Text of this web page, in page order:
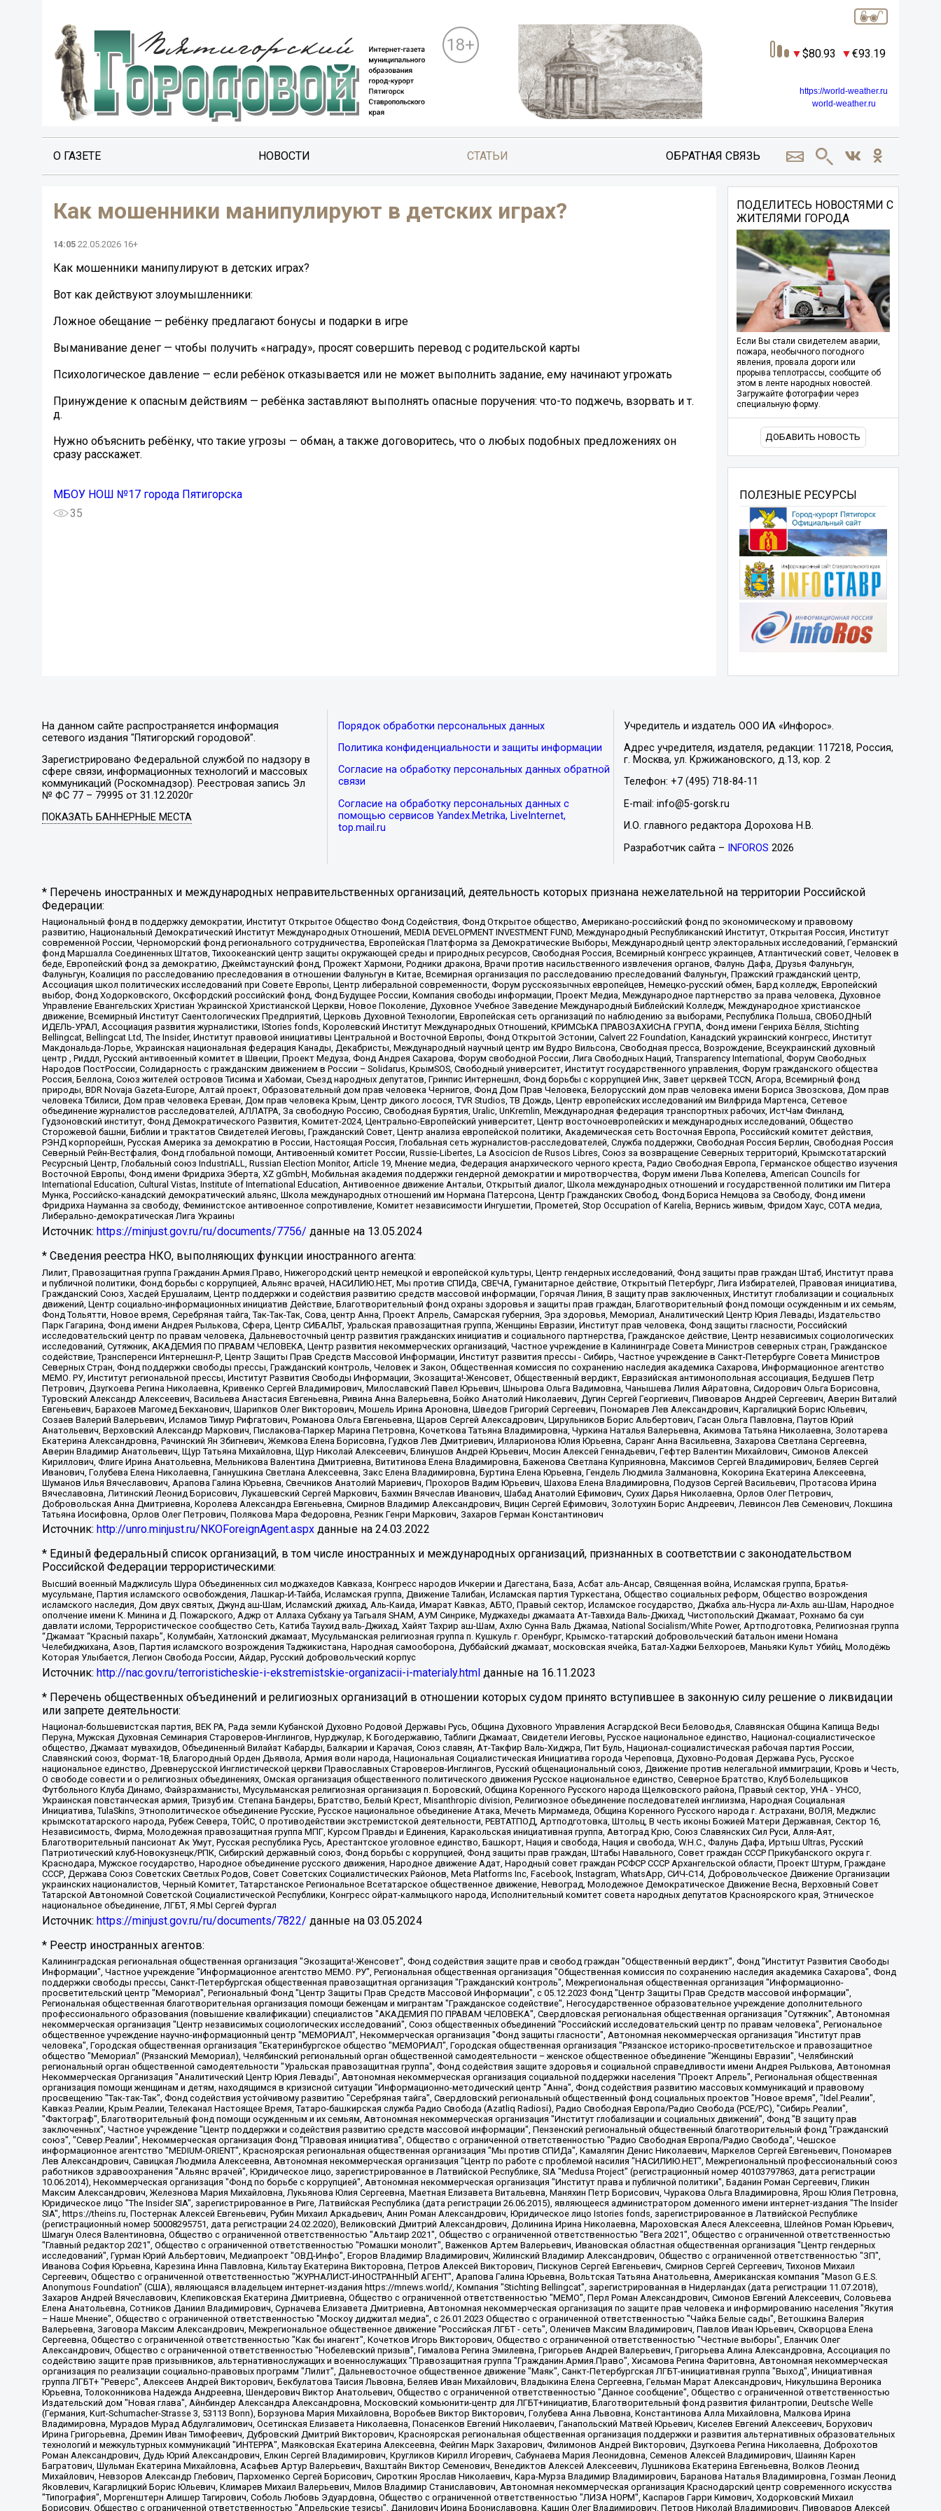
18+ 80.93 93.19
https://world-weather.ru
world-weather.ru
О ГАЗЕТЕ НОВОСТИ СТАТЬИ ОБРАТНАЯ СВЯЗЬ
Как мошенники манипулируют в детских играх?
14:05 22.05.2026 16+
Как мошенники манипулируют в детских играх?
Вот как действуют злоумышленники:
Ложное обещание — ребёнку предлагают бонусы и подарки в игре
Выманивание денег — чтобы получить «награду», просят совершить перевод с родительской карты
Психологическое давление — если ребёнок отказывается или не может выполнить задание, ему начинают угрожать
Принуждение к опасным действиям — ребёнка заставляют выполнять опасные поручения: что-то поджечь, взорвать и т.
д.
Нужно объяснить ребёнку, что такие угрозы — обман, а также договоритесь, что о любых подобных предложениях он
сразу расскажет.
МБОУ НОШ №17 города Пятигорска
35
ПОДЕЛИТЕСЬ НОВОСТЯМИ С
ЖИТЕЛЯМИ ГОРОДА
Если Вы стали свидетелем аварии,
пожара, необычного погодного
явления, провала дороги или
прорыва теплотрассы, сообщите об
этом в ленте народных новостей.
Загружайте фотографии через
специальную форму.
ДОБАВИТЬ НОВОСТЬ
ПОЛЕЗНЫЕ РЕСУРСЫ
На данном сайте распространяется информация
сетевого издания "Пятигорский городовой".
Зарегистрировано Федеральной службой по надзору в
сфере связи, информационных технологий и массовых
коммуникаций (Роскомнадзор). Реестровая запись Эл
№ ФС 77 – 79995 от 31.12.2020г
ПОКАЗАТЬ БАННЕРНЫЕ МЕСТА
Порядок обработки персональных данных
Политика конфиденциальности и защиты информации
Согласие на обработку персональных данных обратной
связи
Согласие на обработку персональных данных с
помощью сервисов Yandex.Metrika, LiveInternet,
top.mail.ru
Учредитель и издатель ООО ИА «Инфорос».
Адрес учредителя, издателя, редакции: 117218, Россия,
г. Москва, ул. Кржижановского, д.13, кор. 2
Телефон: +7 (495) 718-84-11
E-mail: info@5-gorsk.ru
И.О. главного редактора Дорохова Н.В.
Разработчик сайта –
INFOROS 2026
* Перечень иностранных и международных неправительственных организаций, деятельность которых признана нежелательной на территории Российской
Федерации:
Национальный фонд в поддержку демократии, Институт Открытое Общество Фонд Содействия, Фонд Открытое общество, Американо-российский фонд по экономическому и правовому
развитию, Национальный Демократический Институт Международных Отношений, MEDIA DEVELOPMENT INVESTMENT FUND, Международный Республиканский Институт, Открытая Россия, Институт
современной России, Черноморский фонд регионального сотрудничества, Европейская Платформа за Демократические Выборы, Международный центр электоральных исследований, Германский
фонд Маршалла Соединенных Штатов, Тихоокеанский центр защиты окружающей среды и природных ресурсов, Свободная Россия, Всемирный конгресс украинцев, Атлантический совет, Человек в
беде, Европейский фонд за демократию, Джеймстаунский фонд, Прожект Хармони, Родники дракона, Врачи против насильственного извлечения органов, Фалунь Дафа, Друзья Фалуньгун,
Фалуньгун, Коалиция по расследованию преследования в отношении Фалуньгун в Китае, Всемирная организация по расследованию преследований Фалуньгун, Пражский гражданский центр,
Ассоциация школ политических исследований при Совете Европы, Центр либеральной современности, Форум русскоязычных европейцев, Немецко-русский обмен, Бард колледж, Европейский
выбор, Фонд Ходорковского, Оксфордский российский фонд, Фонд Будущее России, Компания свободы информации, Проект Медиа, Международное партнерство за права человека, Духовное
Управление Евангельских Христиан Украинской Христианской Церкви, Новое Поколение, Духовное Учебное Заведение Международный Библейский Колледж, Международное христианское
движение, Всемирный Институт Саентологических Предприятий, Церковь Духовной Технологии, Европейская сеть организаций по наблюдению за выборами, Республика Польша, СВОБОДНЫЙ
ИДЕЛЬ-УРАЛ, Ассоциация развития журналистики, IStories fonds, Королевский Институт Международных Отношений, КРИМСЬКА ПРАВОЗАХИСНА ГРУПА, Фонд имени Генриха Бёлля, Stichting
Bellingcat, Bellingcat Ltd, The Insider, Институт правовой инициативы Центральной и Восточной Европы, Фонд Открытой Эстонии, Calvert 22 Foundation, Канадский украинский конгресс, Институт
Макдональда-Лорье, Украинская национальная федерация Канады, Декабристы, Международный научный центр им Вудро Вильсона, Свободная пресса, Возрождение, Всеукраинский духовный
центр , Риддл, Русский антивоенный комитет в Швеции, Проект Медуза, Фонд Андрея Сахарова, Форум свободной России, Лига Свободных Наций, Transparеncy International, Форум Свободных
Народов ПостРоссии, Солидарность с гражданским движением в России – Solidarus, КрымSOS, Свободный университет, Институт государственного управления, Форум гражданского общества
Россия, Беллона, Союз жителей островов Тисима и Хабомаи, Съезд народных депутатов, Гринпис Интернешнл, Фонд борьбы с коррупцией Инк, Завет церквей TCCN, Агора, Всемирный фонд
природы, BDR Novaja Gazeta-Europe, Алтай проект, Образовательный дом прав человека Чернигов, Фонд Дом Прав Человека, Белорусский дом прав человека имени Бориса Звозскова, Дом прав
человека Тбилиси, Дом прав человека Ереван, Дом прав человека Крым, Центр дикого лосося, TVR Studios, ТВ Дождь, Центр европейских исследований им Вилфрида Мартенса, Сетевое
объединение журналистов расследователей, АЛЛАТРА, За свободную Россию, Свободная Бурятия, Uralic, UnKremlin, Международная федерация транспортных рабочих, ИстЧам Финланд,
Гудзоновский институт, Фонд Демократического Развития, Комитет-2024, Центрально-Европейский университет, Центр восточноевропейских и международных исследований, Общество
Сторожевой башни, Библии и трактатов Свидетелей Иеговы, Гражданский Совет, Центр анализа европейской политики, Академическая сеть Восточная Европа, Российский комитет действия,
РЭНД корпорейшн, Русская Америка за демократию в России, Настоящая Россия, Глобальная сеть журналистов-расследователей, Служба поддержки, Свободная Россия Берлин, Свободная Россия
Северный Рейн-Вестфалия, Фонд глобальной помощи, Антивоенный комитет России, Russie-Libertes, La Asocicion de Rusos Libres, Союз за возвращение Северных территорий, Крымскотатарский
Ресурсный Центр, Глобальный союз IndustriALL, Russian Election Monitor, Article 19, Мнение медиа, Федерация анархического черного креста, Радио Свободная Европа, Германское общество изучения
Восточной Европы, Фонд имени Фридриха Эберта, XZ gGmbH, Мобильная академия поддержки гендерной демократии и миротворчества, Форум имени Льва Копелева, American Councils for
International Education, Cultural Vistas, Institute of International Education, Антивоенное движение Антальи, Открытый диалог, Школа международных отношений и государственной политики им Питера
Мунка, Российско-канадский демократический альянс, Школа международных отношений им Нормана Патерсона, Центр Гражданских Свобод, Фонд Бориса Немцова за Свободу, Фонд имени
Фридриха Науманна за свободу, Феминистское антивоенное сопротивление, Комитет независимости Ингушетии, Прометей, Stop Occupation of Karelia, Вернись живым, Фридом Хаус, СОТА медиа,
Либерально-демократическая Лига Украины
Источник: https://minjust.gov.ru/ru/documents/7756/ данные на 13.05.2024
* Сведения реестра НКО, выполняющих функции иностранного агента:
Лилит, Правозащитная группа Гражданин.Армия.Право, Нижегородский центр немецкой и европейской культуры, Центр гендерных исследований, Фонд защиты прав граждан Штаб, Институт права
и публичной политики, Фонд борьбы с коррупцией, Альянс врачей, НАСИЛИЮ.НЕТ, Мы против СПИДа, СВЕЧА, Гуманитарное действие, Открытый Петербург, Лига Избирателей, Правовая инициатива,
Гражданский Союз, Хасдей Ерушалаим, Центр поддержки и содействия развитию средств массовой информации, Горячая Линия, В защиту прав заключенных, Институт глобализации и социальных
движений, Центр социально-информационных инициатив Действие, Благотворительный фонд охраны здоровья и защиты прав граждан, Благотворительный фонд помощи осужденным и их семьям,
Фонд Тольятти, Новое время, Серебряная тайга, Так-Так-Так, Сова, центр Анна, Проект Апрель, Самарская губерния, Эра здоровья, Мемориал, Аналитический Центр Юрия Левады, Издательство
Парк Гагарина, Фонд имени Андрея Рылькова, Сфера, Центр СИБАЛЬТ, Уральская правозащитная группа, Женщины Евразии, Институт прав человека, Фонд защиты гласности, Российский
исследовательский центр по правам человека, Дальневосточный центр развития гражданских инициатив и социального партнерства, Гражданское действие, Центр независимых социологических
исследований, Сутяжник, АКАДЕМИЯ ПО ПРАВАМ ЧЕЛОВЕКА, Центр развития некоммерческих организаций, Частное учреждение в Калининграде Совета Министров северных стран, Гражданское
содействие, Трансперенси Интернешнл-Р, Центр Защиты Прав Средств Массовой Информации, Институт развития прессы - Сибирь, Частное учреждение в Санкт-Петербурге Совета Министров
Северных Стран, Фонд поддержки свободы прессы, Гражданский контроль, Человек и Закон, Общественная комиссия по сохранению наследия академика Сахарова, Информационное агентство
МЕМО. РУ, Институт региональной прессы, Институт Развития Свободы Информации, Экозащита!-Женсовет, Общественный вердикт, Евразийская антимонопольная ассоциация, Бедушев Петр
Петрович, Дзугкоева Регина Николаевна, Кривенко Сергей Владимирович, Милославский Павел Юрьевич, Шнырова Ольга Вадимовна, Чанышева Лилия Айратовна, Сидорович Ольга Борисовна,
Туровский Александр Алексеевич, Васильева Анастасия Евгеньевна, Ривина Анна Валерьевна, Бойко Анатолий Николаевич, Дугин Сергей Георгиевич, Пивоваров Андрей Сергеевич, Аверин Виталий
Евгеньевич, Барахоев Магомед Бекханович, Шарипков Олег Викторович, Мошель Ирина Ароновна, Шведов Григорий Сергеевич, Пономарев Лев Александрович, Каргалицкий Борис Юльевич,
Созаев Валерий Валерьевич, Исламов Тимур Рифгатович, Романова Ольга Евгеньевна, Щаров Сергей Алексадрович, Цирульников Борис Альбертович, Гасан Ольга Павловна, Паутов Юрий
Анатольевич, Верховский Александр Маркович, Пислакова-Паркер Марина Петровна, Кочеткова Татьяна Владимировна, Чуркина Наталья Валерьевна, Акимова Татьяна Николаевна, Золотарева
Екатерина Александровна, Рачинский Ян Збигневич, Жемкова Елена Борисовна, Гудков Лев Дмитриевич, Илларионова Юлия Юрьевна, Саранг Анна Васильевна, Захарова Светлана Сергеевна,
Аверин Владимир Анатольевич, Щур Татьяна Михайловна, Щур Николай Алексеевич, Блинушов Андрей Юрьевич, Мосин Алексей Геннадьевич, Гефтер Валентин Михайлович, Симонов Алексей
Кириллович, Флиге Ирина Анатольевна, Мельникова Валентина Дмитриевна, Вититинова Елена Владимировна, Баженова Светлана Куприяновна, Максимов Сергей Владимирович, Беляев Сергей
Иванович, Голубева Елена Николаевна, Ганнушкина Светлана Алексеевна, Закс Елена Владимировна, Буртина Елена Юрьевна, Гендель Людмила Залмановна, Кокорина Екатерина Алексеевна,
Шуманов Илья Вячеславович, Арапова Галина Юрьевна, Свечников Анатолий Мариевич, Прохоров Вадим Юрьевич, Шахова Елена Владимировна, Подузов Сергей Васильевич, Протасова Ирина
Вячеславовна, Литинский Леонид Борисович, Лукашевский Сергей Маркович, Бахмин Вячеслав Иванович, Шабад Анатолий Ефимович, Сухих Дарья Николаевна, Орлов Олег Петрович,
Добровольская Анна Дмитриевна, Королева Александра Евгеньевна, Смирнов Владимир Александрович, Вицин Сергей Ефимович, Золотухин Борис Андреевич, Левинсон Лев Семенович, Локшина
Татьяна Иосифовна, Орлов Олег Петрович, Полякова Мара Федоровна, Резник Генри Маркович, Захаров Герман Константинович
Источник: http://unro.minjust.ru/NKOForeignAgent.aspx данные на 24.03.2022
* Единый федеральный список организаций, в том числе иностранных и международных организаций, признанных в соответствии с законодательством
Российской Федерации террористическими:
Высший военный Маджлисуль Шура Объединенных сил моджахедов Кавказа, Конгресс народов Ичкерии и Дагестана, База, Асбат аль-Ансар, Священная война, Исламская группа, Братья-
мусульмане, Партия исламского освобождения, Лашкар-И-Тайба, Исламская группа, Движение Талибан, Исламская партия Туркестана, Общество социальных реформ, Общество возрождения
исламского наследия, Дом двух святых, Джунд аш-Шам, Исламский джихад, Аль-Каида, Имарат Кавказ, АБТО, Правый сектор, Исламское государство, Джабха аль-Нусра ли-Ахль аш-Шам, Народное
ополчение имени К. Минина и Д. Пожарского, Аджр от Аллаха Субхану уа Тагьаля SHAM, АУМ Синрике, Муджахеды джамаата Ат-Тавхида Валь-Джихад, Чистопольский Джамаат, Рохнамо ба суи
давлати исломи, Террористическое сообщество Сеть, Катиба Таухид валь-Джихад, Хайят Тахрир аш-Шам, Ахлю Сунна Валь Джамаа, National Socialism/White Power, Артподготовка, Религиозная группа
“Джамаат “Красный пахарь”, Колумбайн, Хатлонский джамаат, Мусульманская религиозная группа п. Кушкуль г. Оренбург, Крымско-татарский добровольческий батальон имени Номана
Челебиджихана, Азов, Партия исламского возрождения Таджикистана, Народная самооборона, Дуббайский джамаат, московская ячейка, Батал-Хаджи Белхороев, Маньяки Культ Убийц, Молодёжь
Которая Улыбается, Легион Свобода России, Айдар, Русский добровольческий корпус
Источник: http://nac.gov.ru/terroristicheskie-i-ekstremistskie-organizacii-i-materialy.html данные на 16.11.2023
* Перечень общественных объединений и религиозных организаций в отношении которых судом принято вступившее в законную силу решение о ликвидации
или запрете деятельности:
Национал-большевистская партия, ВЕК РА, Рада земли Кубанской Духовно Родовой Державы Русь, Община Духовного Управления Асгардской Веси Беловодья, Славянская Община Капища Веды
Перуна, Мужская Духовная Семинария Староверов-Инглингов, Нурджулар, К Богодержавию, Таблиги Джамаат, Свидетели Иеговы, Русское национальное единство, Национал-социалистическое
общество, Джамаат мувахидов, Объединенный Вилайат Кабарды, Балкарии и Карачая, Союз славян, Ат-Такфир Валь-Хиджра, Пит Буль, Национал-социалистическая рабочая партия России,
Славянский союз, Формат-18, Благородный Орден Дьявола, Армия воли народа, Национальная Социалистическая Инициатива города Череповца, Духовно-Родовая Держава Русь, Русское
национальное единство, Древнерусской Инглистической церкви Православных Староверов-Инглингов, Русский общенациональный союз, Движение против нелегальной иммиграции, Кровь и Честь,
О свободе совести и о религиозных объединениях, Омская организация общественного политического движения Русское национальное единство, Северное Братство, Клуб Болельщиков
Футбольного Клуба Динамо, Файзрахманисты, Мусульманская религиозная организация п. Боровский, Община Коренного Русского народа Щелковского района, Правый сектор, УНА - УНСО,
Украинская повстанческая армия, Тризуб им. Степана Бандеры, Братство, Белый Крест, Misanthropic division, Религиозное объединение последователей инглиизма, Народная Социальная
Инициатива, TulaSkins, Этнополитическое объединение Русские, Русское национальное объединение Атака, Мечеть Мирмамеда, Община Коренного Русского народа г. Астрахани, ВОЛЯ, Меджлис
крымскотатарского народа, Рубеж Севера, ТОЙС, О противодействии экстремистской деятельности, РЕВТАТПОД, Артподготовка, Штольц, В честь иконы Божией Матери Державная, Сектор 16,
Независимость, Фирма, Молодежная правозащитная группа МПГ, Курсом Правды и Единения, Каракольская инициативная группа, Автоград Крю, Союз Славянских Сил Руси, Алля-Аят,
Благотворительный пансионат Ак Умут, Русская республика Русь, Арестантское уголовное единство, Башкорт, Нация и свобода, Нация и свобода, W.H.С., Фалунь Дафа, Иртыш Ultras, Русский
Патриотический клуб-Новокузнецк/РПК, Сибирский державный союз, Фонд борьбы с коррупцией, Фонд защиты прав граждан, Штабы Навального, Совет граждан СССР Прикубанского округа г.
Краснодара, Мужское государство, Народное объединение русского движения, Народное движение Адат, Народный совет граждан РСФСР СССР Архангельской области, Проект Штурм, Граждане
СССР, Держава Союз Советских Светлых Родов, Совет Советских Социалистических Районов, Meta Platforms Inc, Facebook, Instagram, WhatsApp, СИЧ-С14, Добровольческое Движение Организации
украинских националистов, Черный Комитет, Татарстанское Региональное Всетатарское общественное движение, Невоград, Молодежное Демократическое Движение Весна, Верховный Совет
Татарской Автономной Советской Социалистической Республики, Конгресс ойрат-калмыцкого народа, Исполнительный комитет совета народных депутатов Красноярского края, Этническое
национальное объединение, ЛГБТ, Я.МЫ Сергей Фургал
Источник: https://minjust.gov.ru/ru/documents/7822/ данные на 03.05.2024
* Реестр иностранных агентов:
Калининградская региональная общественная организация "Экозащита!-Женсовет", Фонд содействия защите прав и свобод граждан "Общественный вердикт", Фонд "Институт Развития Свободы Информации", Частное учреждение "Информационное агентство МЕМО. РУ", Региональная общественная организация "Общественная комиссия по сохранению наследия академика Сахарова", Фонд поддержки свободы прессы, Санкт-Петербургская общественная правозащитная организация "Гражданский контроль", Межрегиональная общественная организация "Информационно-просветительский центр "Мемориал", Региональный Фонд "Центр Защиты Прав Средств Массовой Информации", с 05.12.2023 Фонд "Центр Защиты Прав Средств массовой информации", Региональная общественная благотворительная организация помощи беженцам и мигрантам "Гражданское содействие", Негосударственное образовательное учреждение дополнительного профессионального образования (повышение квалификации) специалистов "АКАДЕМИЯ ПО ПРАВАМ ЧЕЛОВЕКА", Свердловская региональная общественная организация "Сутяжник", Автономная некоммерческая организация "Центр независимых социологических исследований", Союз общественных объединений "Российский исследовательский центр по правам человека", Региональное общественное учреждение научно-информационный центр "МЕМОРИАЛ", Некоммерческая организация "Фонд защиты гласности", Автономная некоммерческая организация "Институт прав человека", Городская общественная организация "Екатеринбургское общество "МЕМОРИАЛ", Городская общественная организация "Рязанское историко-просветительское и правозащитное общество "Мемориал" (Рязанский Мемориал), Челябинский региональный орган общественной самодеятельности – женское общественное объединение "Женщины Евразии", Челябинский региональный орган общественной самодеятельности "Уральская правозащитная группа", Фонд содействия защите здоровья и социальной справедливости имени Андрея Рылькова, Автономная Некоммерческая Организация "Аналитический Центр Юрия Левады", Автономная некоммерческая организация социальной поддержки населения "Проект Апрель", Региональная общественная организация помощи женщинам и детям, находящимся в кризисной ситуации "Информационно-методический центр "Анна", Фонд содействия развитию массовых коммуникаций и правовому просвещению "Так-так-Так", Фонд содействия устойчивому развитию "Серебряная тайга", Свердловский региональный общественный фонд социальных проектов "Новое время", "Idel.Реалии", Кавказ.Реалии, Крым.Реалии, Телеканал Настоящее Время, Татаро-башкирская служба Радио Свобода (Azatliq Radiosi), Радио Свободная Европа/Радио Свобода (PCE/PC), "Сибирь.Реалии", "Фактограф", Благотворительный фонд помощи осужденным и их семьям, Автономная некоммерческая организация "Институт глобализации и социальных движений", Фонд "В защиту прав заключенных", Частное учреждение "Центр поддержки и содействия развитию средств массовой информации", Пензенский региональный общественный благотворительный фонд "Гражданский союз", "Север.Реалии", Некоммерческая организация Фонд "Правовая инициатива", Общество с ограниченной ответственностью "Радио Свободная Европа/Радио Свобода", Чешское информационное агентство "MEDIUM-ORIENT", Красноярская региональная общественная организация "Мы против СПИДа", Камалягин Денис Николаевич, Маркелов Сергей Евгеньевич, Пономарев Лев Александрович, Савицкая Людмила Алексеевна, Автономная некоммерческая организация "Центр по работе с проблемой насилия "НАСИЛИЮ.НЕТ", Межрегиональный профессиональный союз работников здравоохранения "Альянс врачей", Юридическое лицо, зарегистрированное в Латвийской Республике, SIA "Medusa Project" (регистрационный номер 40103797863, дата регистрации 10.06.2014), Некоммерческая организация "Фонд по борьбе с коррупцией", Автономная некоммерческая организация "Институт права и публичной политики", Баданин Роман Сергеевич, Гликин Максим Александрович, Железнова Мария Михайловна, Лукьянова Юлия Сергеевна, Маетная Елизавета Витальевна, Маняхин Петр Борисович, Чуракова Ольга Владимировна, Ярош Юлия Петровна, Юридическое лицо "The Insider SIA", зарегистрированное в Риге, Латвийская Республика (дата регистрации 26.06.2015), являющееся администратором доменного имени интернет-издания "The Insider SIA", https://theins.ru, Постернак Алексей Евгеньевич, Рубин Михаил Аркадьевич, Анин Роман Александрович, Юридическое лицо Istories fonds, зарегистрированное в Латвийской Республике (регистрационный номер 50008295751, дата регистрации 24.02.2020), Великовский Дмитрий Александрович, Долинина Ирина Николаевна, Мароховская Алеся Алексеевна, Шлейнов Роман Юрьевич, Шмагун Олеся Валентиновна, Общество с ограниченной ответственностью "Альтаир 2021", Общество с ограниченной ответственностью "Вега 2021", Общество с ограниченной ответственностью "Главный редактор 2021", Общество с ограниченной ответственностью "Ромашки монолит", Важенков Артем Валерьевич, Ивановская областная общественная организация "Центр гендерных исследований", Гурман Юрий Альбертович, Медиапроект "ОВД-Инфо", Егоров Владимир Владимирович, Жилинский Владимир Александрович, Общество с ограниченной ответственностью "ЗП", Иванова София Юрьевна, Карезина Инна Павловна, Кильтау Екатерина Викторовна, Петров Алексей Викторович, Пискунов Сергей Евгеньевич, Смирнов Сергей Сергеевич, Тихонов Михаил Сергеевич, Общество с ограниченной ответственностью "ЖУРНАЛИСТ-ИНОСТРАННЫЙ АГЕНТ", Арапова Галина Юрьевна, Вольтская Татьяна Анатольевна, Американская компания "Mason G.E.S. Anonymous Foundation" (США), являющаяся владельцем интернет-издания https://mnews.world/, Компания "Stichting Bellingcat", зарегистрированная в Нидерландах (дата регистрации 11.07.2018), Захаров Андрей Вячеславович, Клепиковская Екатерина Дмитриевна, Общество с ограниченной ответственностью "МЕМО", Перл Роман Александрович, Симонов Евгений Алексеевич, Соловьева Елена Анатольевна, Сотников Даниил Владимирович, Сурначева Елизавета Дмитриевна, Автономная некоммерческая организация по защите прав человека и информированию населения "Якутия – Наше Мнение", Общество с ограниченной ответственностью "Москоу диджитал медиа", с 26.01.2023 Общество с ограниченной ответственностью "Чайка Белые сады", Ветошкина Валерия Валерьевна, Заговора Максим Александрович, Межрегиональное общественное движение "Российская ЛГБТ - сеть", Оленичев Максим Владимирович, Павлов Иван Юрьевич, Скворцова Елена Сергеевна, Общество с ограниченной ответственностью "Как бы инагент", Кочетков Игорь Викторович, Общество с ограниченной ответственностью "Честные выборы", Еланчик Олег Александрович, Общество с ограниченной ответственностью "Нобелевский призыв", Гималова Регина Эмилевна, Григорьев Андрей Валерьевич, Григорьева Алина Александровна, Ассоциация по содействию защите прав призывников, альтернативнослужащих и военнослужащих "Правозащитная группа "Гражданин.Армия.Право", Хисамова Регина Фаритовна, Автономная некоммерческая организация по реализации социально-правовых программ "Лилит", Дальневосточное общественное движение "Маяк", Санкт-Петербургская ЛГБТ-инициативная группа "Выход", Инициативная группа ЛГБТ+ "Реверс", Алексеев Андрей Викторович, Бекбулатова Таисия Львовна, Беляев Иван Михайлович, Владыкина Елена Сергеевна, Гельман Марат Александрович, Никульшина Вероника Юрьевна, Толоконникова Надежда Андреевна, Шендерович Виктор Анатольевич, Общество с ограниченной ответственностью "Данное сообщение", Общество с ограниченной ответственностью Издательский дом "Новая глава", Айнбиндер Александра Александровна, Московский комьюнити-центр для ЛГБТ+инициатив, Благотворительный фонд развития филантропии, Deutsche Welle (Германия, Kurt-Schumacher-Strasse 3, 53113 Bonn), Борзунова Мария Михайловна, Воробьев Виктор Викторович, Голубева Анна Львовна, Константинова Алла Михайловна, Малкова Ирина Владимировна, Мурадов Мурад Абдулгалимович, Осетинская Елизавета Николаевна, Понасенков Евгений Николаевич, Ганапольский Матвей Юрьевич, Киселев Евгений Алексеевич, Борухович Ирина Григорьевна, Дремин Иван Тимофеевич, Дубровский Дмитрий Викторович, Красноярская региональная общественная организация поддержки и развития альтернативных образовательных технологий и межкультурных коммуникаций "ИНТЕРРА", Маяковская Екатерина Алексеевна, Фейгин Марк Захарович, Филимонов Андрей Викторович, Дзугкоева Регина Николаевна, Доброхотов Роман Александрович, Дудь Юрий Александрович, Елкин Сергей Владимирович, Кругликов Кирилл Игоревич, Сабунаева Мария Леонидовна, Семенов Алексей Владимирович, Шаинян Карен Багратович, Шульман Екатерина Михайловна, Асафьев Артур Валерьевич, Вахштайн Виктор Семенович, Венедиктов Алексей Алексеевич, Лушникова Екатерина Евгеньевна, Волков Леонид Михайлович, Невзоров Александр Глебович, Пархоменко Сергей Борисович, Сироткин Ярослав Николаевич, Кара-Мурза Владимир Владимирович, Баранова Наталья Владимировна, Гозман Леонид Яковлевич, Кагарлицкий Борис Юльевич, Климарев Михаил Валерьевич, Милов Владимир Станиславович, Автономная некоммерческая организация Краснодарский центр современного искусства "Типография", Моргенштерн Алишер Тагирович, Соболь Любовь Эдуардовна, Общество с ограниченной ответственностью "ЛИЗА НОРМ", Каспаров Гарри Кимович, Ходорковский Михаил Борисович, Общество с ограниченной ответственностью "Апрельские тезисы", Данилович Ирина Брониславовна, Кашин Олег Владимирович, Петров Николай Владимирович, Пивоваров Алексей Владимирович, Соколов Михаил Владимирович, Цветкова Юлия Владимировна, Чичваркин Евгений Александрович, Комитет против пыток/Команда против пыток, Общество с ограниченной ответственностью "Первый научный", Общество с ограниченной ответственностью "Вертолет и ко", Белоцерковская Вероника Борисовна, Кац Максим Евгеньевич, Лазарева Татьяна Юрьевна, Шаведдинов Руслан Табризович, Яшин Илья Валерьевич, Общество с ограниченной ответственностью "Иноагент ААВ", Алешковский Дмитрий Петрович, Альбац Евгения Марковна, Быков Дмитрий Львович, Галямина Юлия Евгеньевна, Лойко Сергей Леонидович, Мартынов Кирилл Константинович, Медведев Сергей Александрович, Крашенинников Федор Геннадиевич, Гордеева Катерина Вл